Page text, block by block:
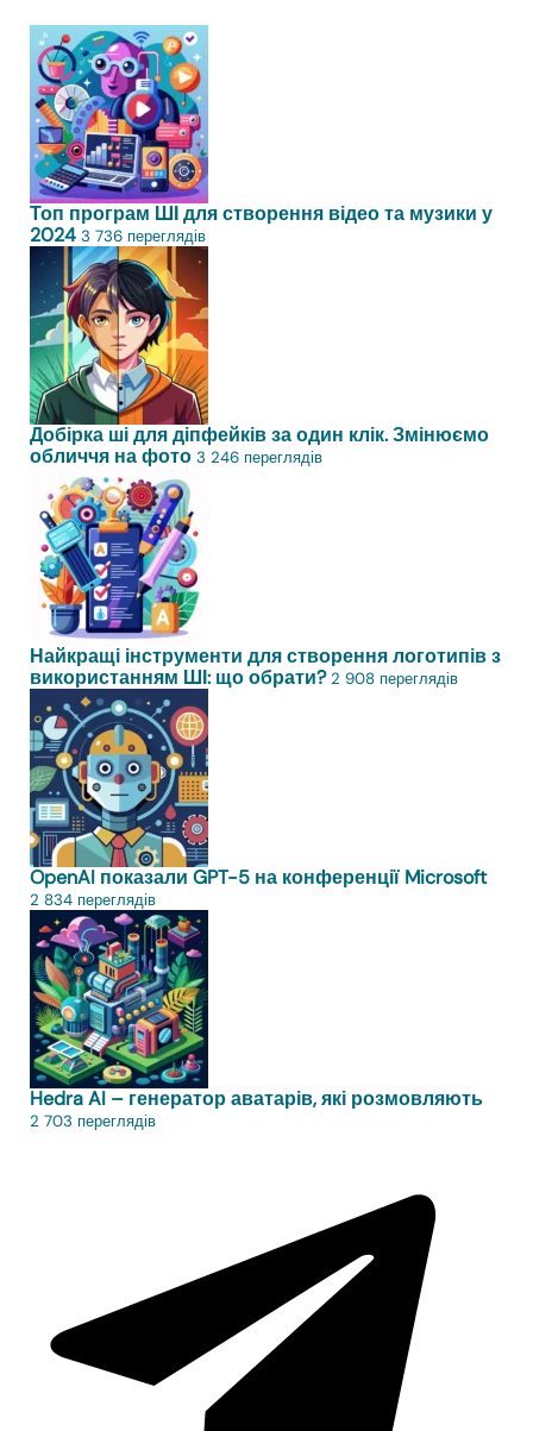
Топ програм ШІ для створення відео та музики у
2024 3 736 переглядів
Добірка ші для діпфейків за один клік. Змінюємо
обличчя на фото 3 246 переглядів
Найкращі інструменти для створення логотипів з
використанням ШІ: що обрати? 2 908 переглядів
OpenAI показали GPT-5 на конференції Microsoft
2 834 переглядів
Hedra AI – генератор аватарів, які розмовляють
2 703 переглядів